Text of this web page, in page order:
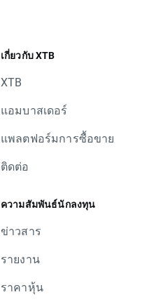
เกี่ยวกับ XTB
XTB
แอมบาสเดอร์
แพลตฟอร์มการซื้อขาย
ติดต่อ
ความสัมพันธ์นักลงทุน
ข่าวสาร
รายงาน
ราคาหุ้น